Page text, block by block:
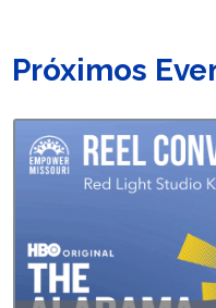
Próximos